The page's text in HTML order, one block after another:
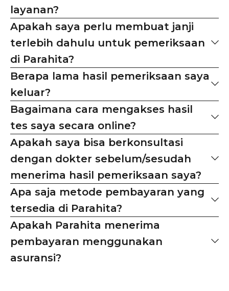
layanan?
Apakah saya perlu membuat janji
terlebih dahulu untuk pemeriksaan
di Parahita?
Berapa lama hasil pemeriksaan saya
keluar?
Bagaimana cara mengakses hasil
tes saya secara online?
Apakah saya bisa berkonsultasi
dengan dokter sebelum/sesudah
menerima hasil pemeriksaan saya?
Apa saja metode pembayaran yang
tersedia di Parahita?
Apakah Parahita menerima
pembayaran menggunakan
asuransi?